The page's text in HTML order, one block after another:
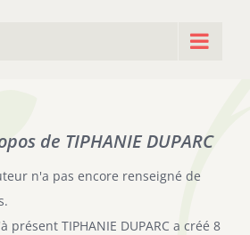
de TIPHANIE DUPARC
n'a pas encore renseigné de
présent TIPHANIE DUPARC a créé 8